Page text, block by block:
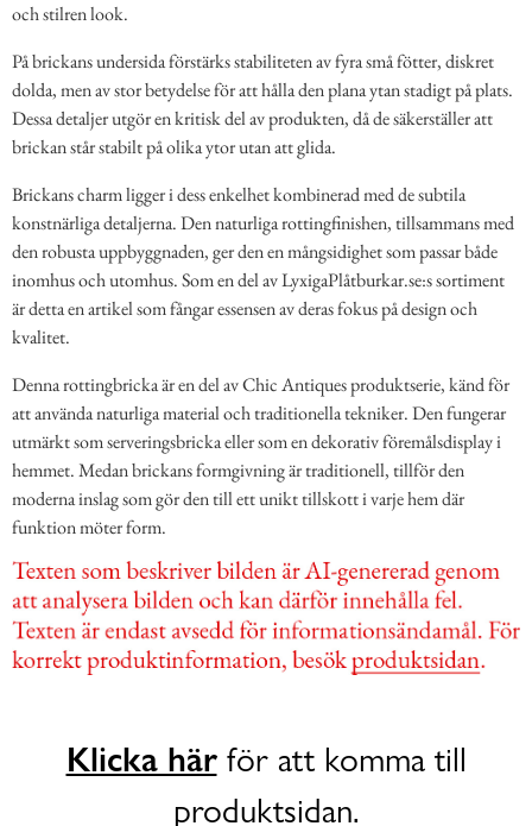
och stilren look.
På brickans undersida förstärks stabiliteten av fyra små fötter, diskret
dolda, men av stor betydelse för att hålla den plana ytan stadigt på plats.
Dessa detaljer utgör en kritisk del av produkten, då de säkerställer att
brickan står stabilt på olika ytor utan att glida.
Brickans charm ligger i dess enkelhet kombinerad med de subtila
konstnärliga detaljerna. Den naturliga rottingfinishen, tillsammans med
den robusta uppbyggnaden, ger den en mångsidighet som passar både
inomhus och utomhus. Som en del av LyxigaPlåtburkar.se:s sortiment
är detta en artikel som fångar essensen av deras fokus på design och
kvalitet.
Denna rottingbricka är en del av Chic Antiques produktserie, känd för
att använda naturliga material och traditionella tekniker. Den fungerar
utmärkt som serveringsbricka eller som en dekorativ föremålsdisplay i
hemmet. Medan brickans formgivning är traditionell, tillför den
moderna inslag som gör den till ett unikt tillskott i varje hem där
funktion möter form.
Klicka härför att komma till
produktsidan.